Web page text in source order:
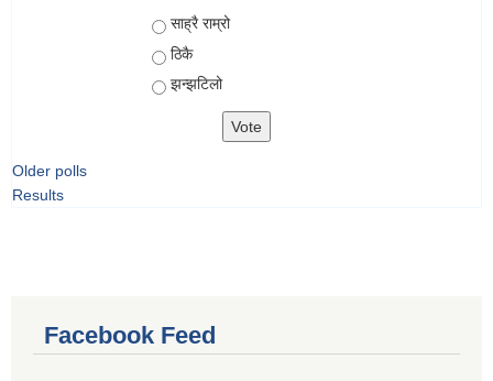
Choices
साह्रै राम्रो
ठिकै
झन्झटिलो
Older polls
Results
Facebook Feed